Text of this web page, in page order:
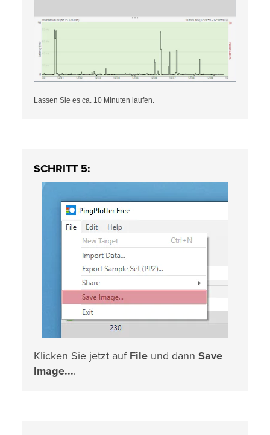
Lassen Sie es ca. 10 Minuten laufen.
SCHRITT 5:
Klicken Sie jetzt auf File und dann Save
Image....